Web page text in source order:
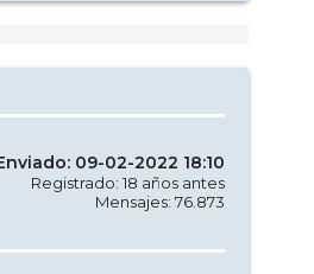
09-02-2022 18:10
Registrado: 18 años antes
Mensajes: 76.873